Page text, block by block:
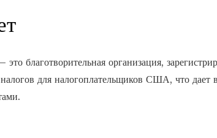
организация,
для налогоплательщиков США, что дает